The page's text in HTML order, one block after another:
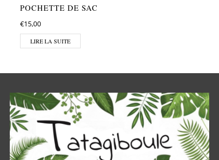
POCHETTE DE SAC
€15,00
LIRE LA SUITE